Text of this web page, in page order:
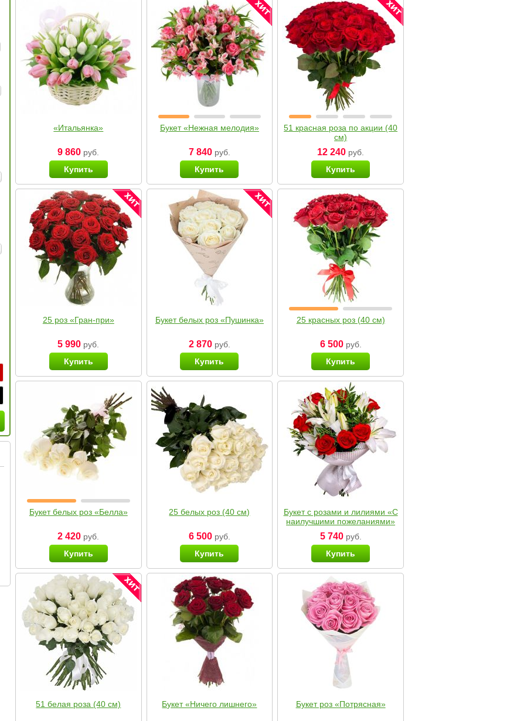
«Итальянка»
9 860 руб.
Купить
Букет «Нежная мелодия»
7 840руб.
Купить
51 красная роза по акции (40
см)
12 240 руб.
Купить
25 роз «Гран-при»
5 990 руб.
Купить
Букет белых роз «Пушинка»
2 870руб.
Купить
25 красных роз (40 см)
6 500руб.
Купить
Букет белых роз «Белла»
2 420 руб.
Купить
25 белых роз (40 см)
6 500руб.
Купить
Букет с розами и лилиями «С
наилучшими пожеланиями»
5 740руб.
Купить
51 белая роза (40 см) Букет «Ничего лишнего» Букет роз «Потрясная»